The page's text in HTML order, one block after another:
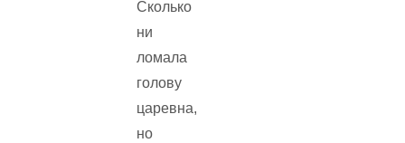
Сколько
ни
ломала
голову
царевна,
но